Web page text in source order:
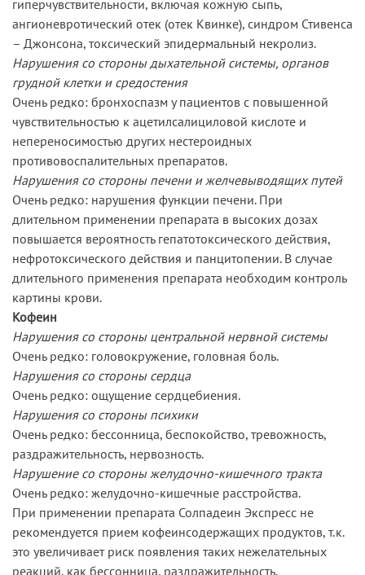
гиперчувствительности, включая кожную сыпь,
ангионевротический отек (отек Квинке), синдром Стивенса
– Джонсона, токсический эпидермальный некролиз.
Нарушения со стороны дыхательной системы, органов
грудной клетки и средостения
Очень редко: бронхоспазм у пациентов с повышенной
чувствительностью к ацетилсалициловой кислоте и
непереносимостью других нестероидных
противовоспалительных препаратов.
Нарушения со стороны печени и желчевыводящих путей
Очень редко: нарушения функции печени. При
длительном применении препарата в высоких дозах
повышается вероятность гепатотоксического действия,
нефротоксического действия и панцитопении. В случае
длительного применения препарата необходим контроль
картины крови.
Кофеин
Нарушения со стороны центральной нервной системы
Очень редко: головокружение, головная боль.
Нарушения со стороны сердца
Очень редко: ощущение сердцебиения.
Нарушения со стороны психики
Очень редко: бессонница, беспокойство, тревожность,
раздражительность, нервозность.
Нарушение со стороны желудочно-кишечного тракта
Очень редко: желудочно-кишечные расстройства.
При применении препарата Солпадеин Экспресс не
рекомендуется прием кофеинсодержащих продуктов, т.к.
это увеличивает риск появления таких нежелательных
реакций, как бессонница, раздражительность,